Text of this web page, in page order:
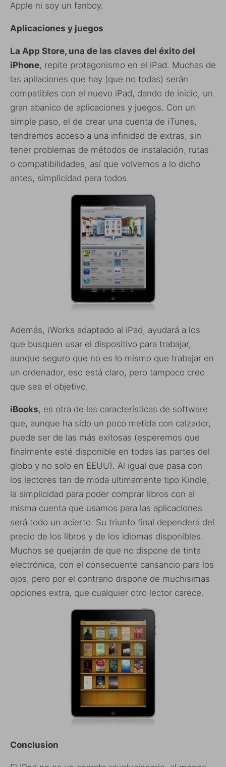
Apple ni soy un fanboy.
Aplicaciones y juegos
La App Store, una de las claves del éxito del
iPhone, repite protagonismo en el iPad. Muchas de
las apliaciones que hay (que no todas) serán
compatibles con el nuevo iPad, dando de inicio, un
gran abanico de aplicaciones y juegos. Con un
simple paso, el de crear una cuenta de iTunes,
tendremos acceso a una infinidad de extras, sin
tener problemas de métodos de instalación, rutas
o compatibilidades, así que volvemos a lo dicho
antes, simplicidad para todos.
Además, iWorks adaptado al iPad, ayudará a los
que busquen usar el dispositivo para trabajar,
aunque seguro que no es lo mismo que trabajar en
un ordenador, eso está claro, pero tampoco creo
que sea el objetivo.
iBooks, es otra de las características de software
que, aunque ha sido un poco metida con calzador,
puede ser de las más exitosas (esperemos que
finalmente esté disponible en todas las partes del
globo y no solo en EEUU). Al igual que pasa con
los lectores tan de moda ultimamente tipo Kindle,
la simplicidad para poder comprar libros con al
misma cuenta que usamos para las aplicaciones
será todo un acierto. Su triunfo final dependerá del
precio de los libros y de los idiomas disponibles.
Muchos se quejarán de que no dispone de tinta
electrónica, con el consecuente cansancio para los
ojos, pero por el contrario dispone de muchisimas
opciones extra, que cualquier otro lector carece.
Conclusion